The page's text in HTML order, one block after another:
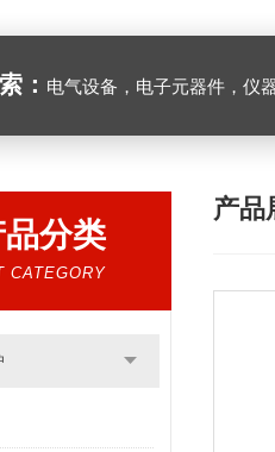
： 电气设备，电子元器件，仪
品分类
CATEGORY
产品